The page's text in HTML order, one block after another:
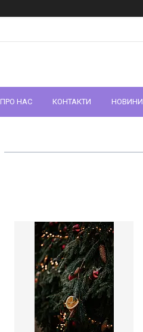
ПРО НАС КОНТАКТИ НОВИНИ